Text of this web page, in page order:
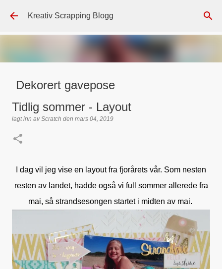
Gå til hovedinnhold
Kreativ Scrapping Blogg
Dekorert gavepose
GAVEPOSE / POSEKORT PAPIRDESIGN
Tidlig sommer - Layout
lagt inn avScratch den mars 04, 2019
I dag vil jeg vise en layout fra fjorårets vår. Som nesten
resten av landet, hadde også vi full sommer allerede fra
mai, så strandsesongen startet i midten av mai.